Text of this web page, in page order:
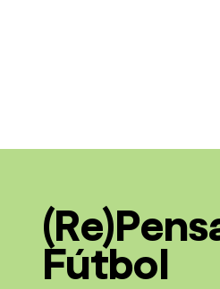
Fútbol